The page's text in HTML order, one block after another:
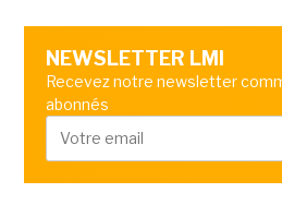
NEWSLETTER LMI
Recevez notre newsletter
abonnés